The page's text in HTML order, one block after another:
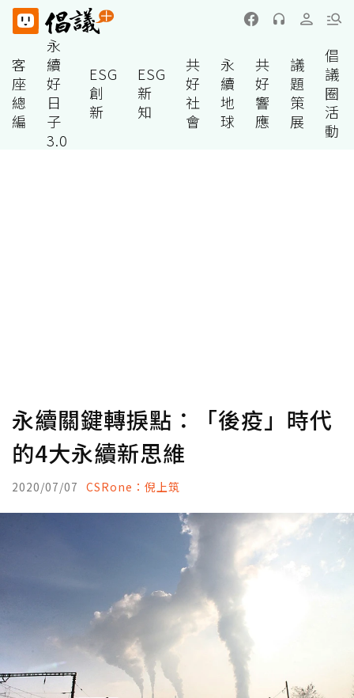
客
座
總
編
永
續
好
日
子
3.0
ESG
創
新
ESG
新
知
共
好
社
會
永
續
地
球
共
好
響
應
議
題
策
展
倡
議
圈
活
動
永續關鍵轉捩點：「後疫」時代
的4大永續新思維
2020/07/07 CSRone：倪上筑